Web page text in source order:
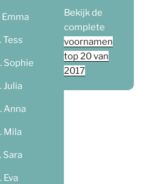
Emma
Tess
Sophie
Julia
Anna
Mila
Sara
Eva
Bekijk de
complete
voornamen
top 20 van
2017